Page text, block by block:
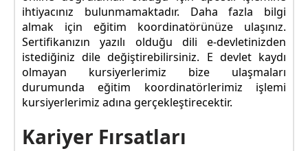
ihtiyacınız bulunmamaktadır. Daha fazla bilgi
almak için eğitim koordinatörünüze ulaşınız.
Sertifikanızın yazılı olduğu dili e-devletinizden
istediğiniz dile değiştirebilirsiniz. E devlet kaydı
olmayan kursiyerlerimiz bize ulaşmaları
durumunda eğitim koordinatörlerimiz işlemi
kursiyerlerimiz adına gerçekleştirecektir.
Kariyer Fırsatları